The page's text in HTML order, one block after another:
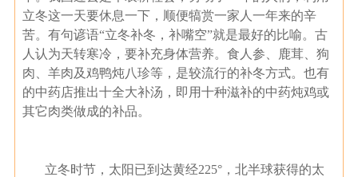
立冬这一天要休息一下，顺便犒赏一家人一年来的辛
苦。有句谚语“立冬补冬，补嘴空”就是最好的比喻。古
人认为天转寒冷，要补充身体营养。食人参、鹿茸、狗
肉、羊肉及鸡鸭炖八珍等，是较流行的补冬方式。也有
的中药店推出十全大补汤，即用十种滋补的中药炖鸡或
其它肉类做成的补品。
立冬时节，太阳已到达黄经225°，北半球获得的太